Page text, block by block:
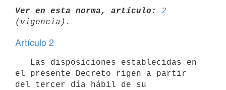
Ver en esta norma, artículo:
2
Artículo 2
el presente Decreto rigen a partir
del tercer día hábil de su